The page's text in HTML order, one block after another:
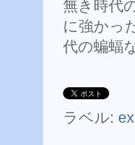
無き時代
に強かっ
代の蝙蝠
ラベル: